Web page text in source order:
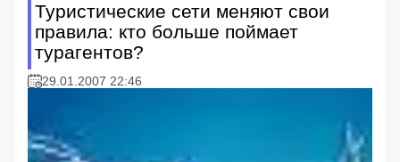
Туристические сети меняют свои
правила: кто больше поймает
турагентов?
29.01.2007 22:46